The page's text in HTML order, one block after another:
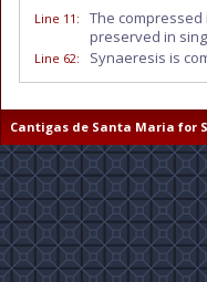
Line 11 : The
preserved in
Line 62: Synaeresis is
Cantigas de Santa Maria for